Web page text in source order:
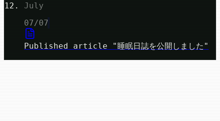
July
07/07
Published article "睡眠日誌を公開しました"